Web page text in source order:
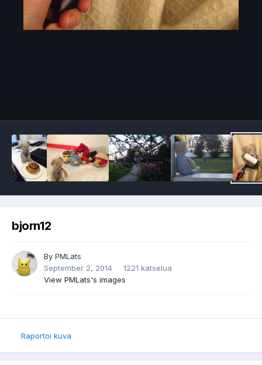
bjorn12
By PMLats
September 2, 2014
1221 katselua
View PMLats's images
Raportoi kuva